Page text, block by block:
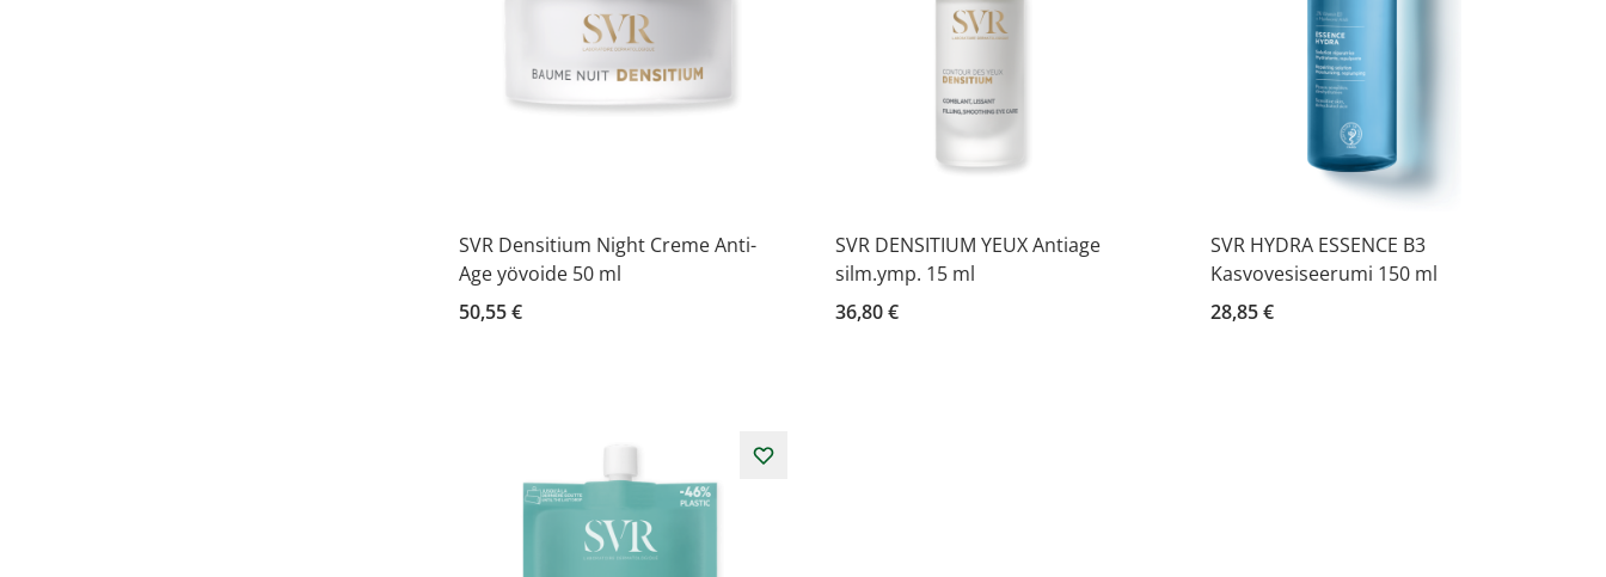
SVR Densitium Night Creme Anti-
Age yövoide 50 ml
50,55 €
SVR DENSITIUM YEUX Antiage
silm.ymp. 15 ml
36,80 €
SVR HYDRA ESSENCE B3
Kasvovesiseerumi 150 ml
28,85 €